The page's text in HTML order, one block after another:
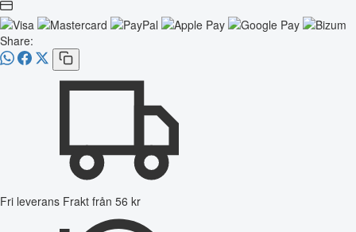
Share:
Fri leverans Frakt från 56 kr